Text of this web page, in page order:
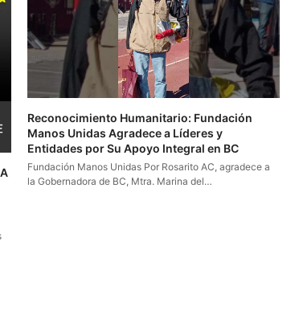
Reconocimiento Humanitario: Fundación
Manos Unidas Agradece a Líderes y
Entidades por Su Apoyo Integral en BC
Fundación Manos Unidas Por Rosarito AC, agradece a
la Gobernadora de BC, Mtra. Marina del…